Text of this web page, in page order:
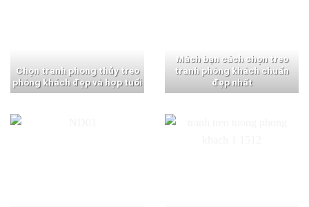
Chọn tranh phong thủy treo
phòng khách đẹp và hợp tuổi
Mách bạn cách chọn treo
tranh phòng khách chuẩn
đẹp nhất